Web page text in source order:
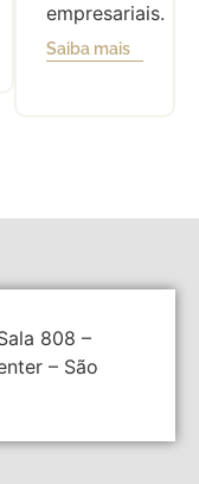
empresariais.
Saiba mais
808 –
– São